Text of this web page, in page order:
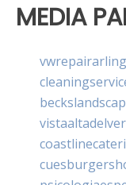
MEDIA